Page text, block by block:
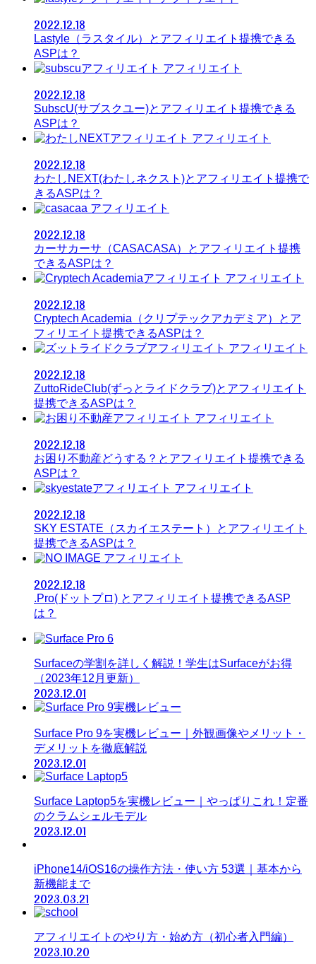
2022.12.18
Lastyle（ラスタイル）とアフィリエイト提携できる
ASPは？
アフィリエイト
2022.12.18
SubscU(サブスクユー)とアフィリエイト提携できる
ASPは？
アフィリエイト
2022.12.18
わたしNEXT(わたしネクスト)とアフィリエイト提携で
きるASPは？
アフィリエイト
2022.12.18
カーサカーサ（CASACASA）とアフィリエイト提携
できるASPは？
アフィリエイト
2022.12.18
Cryptech Academia（クリプテックアカデミア）とア
フィリエイト提携できるASPは？
アフィリエイト
2022.12.18
ZuttoRideClub(ずっとライドクラブ)とアフィリエイト
提携できるASPは？
アフィリエイト
2022.12.18
お困り不動産どうする？とアフィリエイト提携できる
ASPは？
アフィリエイト
2022.12.18
SKY ESTATE（スカイエステート）とアフィリエイト
提携できるASPは？
アフィリエイト
2022.12.18
.Pro(ドットプロ) とアフィリエイト提携できるASP
は？
Surfaceの学割を詳しく解説！学生はSurfaceがお得
（2023年12月更新）
2023.12.01
Surface Pro 9を実機レビュー｜外観画像やメリット・
デメリットを徹底解説
2023.12.01
Surface Laptop5を実機レビュー｜やっぱりこれ！定番
のクラムシェルモデル
2023.12.01
iPhone14/iOS16の操作方法・使い方 53選｜基本から
新機能まで
2023.03.21
アフィリエイトのやり方・始め方（初心者入門編）
2023.10.20